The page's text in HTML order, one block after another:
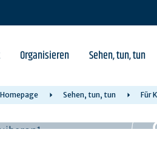
Organisieren Sehen, tun, tun
Homepage Sehen, tun, tun Für